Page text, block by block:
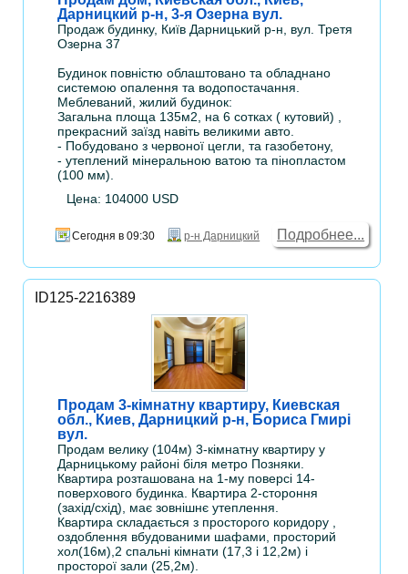
Дарницкий р-н, 3-я Озерна вул.
Продаж будинку, Київ Дарницький р-н, вул. Третя
Озерна 37
Будинок повністю облаштовано та обладнано
системою опалення та водопостачання.
Меблеваний, жилий будинок:
Загальна площа 135м2, на 6 сотках ( кутовий) ,
прекрасний заїзд навіть великими авто.
- Побудовано з червоної цегли, та газобетону,
- утеплений мінеральною ватою та пінопластом
(100 мм).
Цена: 104000 USD
Сегодня в 09:30 р-н Дарницкий Подробнее...
ID125-2216389
Продам 3-кімнатну квартиру, Киевская
обл., Киев, Дарницкий р-н, Бориса Гмирі
вул.
Продам велику (104м) 3-кімнатну квартиру у
Дарницькому районі біля метро Позняки.
Квартира розташована на 1-му поверсі 14-
поверхового будинка. Квартира 2-стороння
(захід/схід), має зовнішнє утеплення.
Квартира складається з просторого коридору ,
оздоблення вбудованими шафами, просторий
хол(16м),2 спальні кімнати (17,3 і 12,2м) і
просторої зали (25,2м).